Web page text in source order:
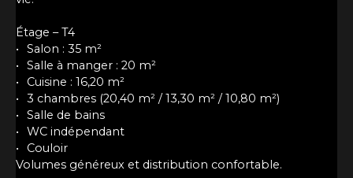
Étage – T4
Salon : 35 m²
Salle à manger : 20 m²
Cuisine : 16,20 m²
3 chambres (20,40 m² / 13,30 m² / 10,80 m²)
Salle de bains
WC indépendant
Couloir
Volumes généreux et distribution confortable.